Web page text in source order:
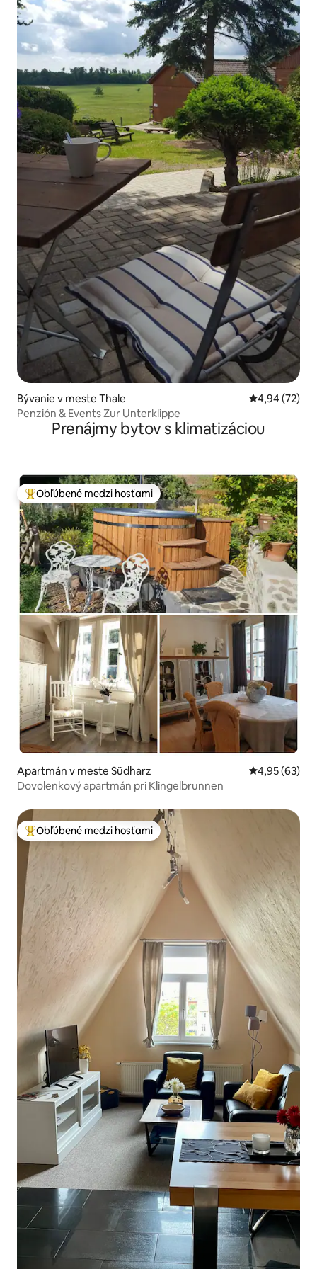
Bývanie v meste Thale Priemerné
4,94 (72)
Penzión & Events Zur Unterklippe
Prenájmy bytov s klimatizáciou
Najobľúbenejšie medzi hosťami
Obľúbené medzi hosťami
Apartmán v meste Südharz Priemerné
4,95 (63)
Dovolenkový apartmán pri Klingelbrunnen
Najobľúbenejšie medzi hosťami
Obľúbené medzi hosťami